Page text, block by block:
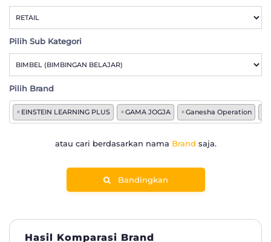
Pilih Sub Kategori
Pilih Brand
× EINSTEIN LEARNING PLUS ×GAMA JOGJA ×Ganesha Operation
atau cari berdasarkan nama Brand saja.
Bandingkan
Hasil Komparasi Brand